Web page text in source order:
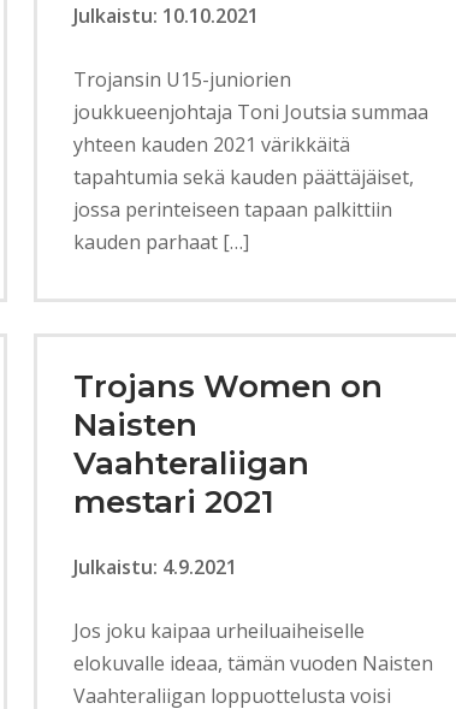
Julkaistu: 10.10.2021
Trojansin U15-juniorien
joukkueenjohtaja Toni Joutsia summaa
yhteen kauden 2021 värikkäitä
tapahtumia sekä kauden päättäjäiset,
jossa perinteiseen tapaan palkittiin
kauden parhaat […]
Trojans Women on
Naisten
Vaahteraliigan
mestari 2021
Julkaistu: 4.9.2021
Jos joku kaipaa urheiluaiheiselle
elokuvalle ideaa, tämän vuoden Naisten
Vaahteraliigan loppuottelusta voisi